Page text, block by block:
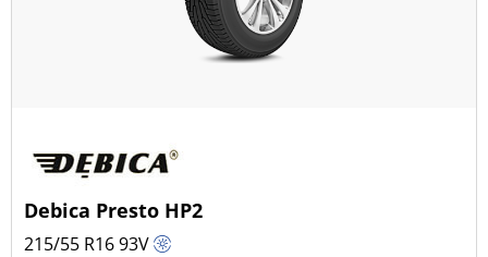
Debica Presto HP2
215/55 R1693V